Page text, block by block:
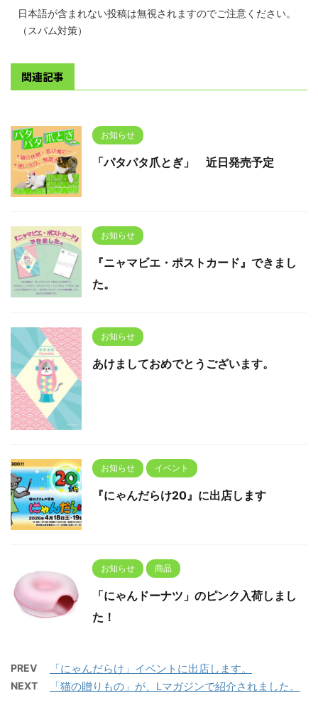
日本語が含まれない投稿は無視されますのでご注意ください。
（スパム対策）
関連記事
お知らせ
「パタパタ爪とぎ」 近日発売予定
お知らせ
『ニャマビエ・ポストカード』できまし
た。
お知らせ
あけましておめでとうございます。
お知らせ イベント
『にゃんだらけ20』に出店します
お知らせ 商品
「にゃんドーナツ」のピンク入荷しまし
た！
PREV 「にゃんだらけ」イベントに出店します。
NEXT 「猫の贈りもの」が、Lマガジンで紹介されました。